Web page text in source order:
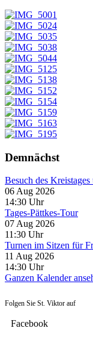
Demnächst
Besuch des
06 Aug 2026
14:30 Uhr
Tages-Pättkes-Tour
07 Aug 2026
11:30 Uhr
Turnen im Sitzen für
11 Aug 2026
14:30 Uhr
Ganzen Kalender
Folgen Sie St. Viktor auf
Facebook